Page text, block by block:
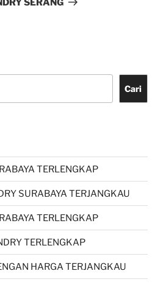
SERANG
Cari
TERLENGKAP
SURABAYA TERJANGKAU
TERLENGKAP
TERLENGKAP
HARGA TERJANGKAU